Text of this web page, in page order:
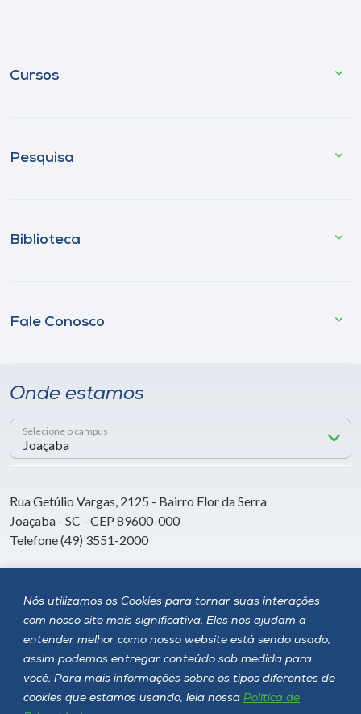
Nós utilizamos os Cookies para tornar suas interações
com nosso site mais significativa. Eles nos ajudam a
entender melhor como nosso website está sendo usado,
assim podemos entregar conteúdo sob medida para
você. Para mais informações sobre os tipos diferentes de
cookies que estamos usando, leia nossa Política de
Cursos
Pesquisa
Biblioteca
Fale Conosco
Onde estamos
Selecione o campus
Rua Getúlio Vargas, 2125 - Bairro Flor da Serra
Joaçaba - SC - CEP 89600-000
Telefone (49) 3551-2000
Siga a Unoesc